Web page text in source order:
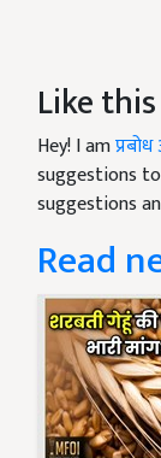
Like
Hey! I am
suggestions
suggestions
Read